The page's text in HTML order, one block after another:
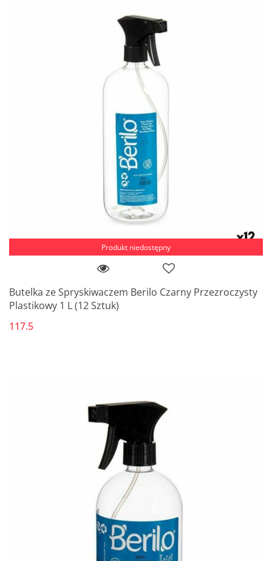
Produkt niedostępny
Butelka ze Spryskiwaczem Berilo Czarny Przezroczysty
Plastikowy 1 L (12 Sztuk)
117.5